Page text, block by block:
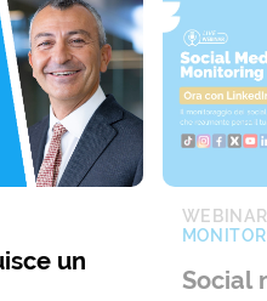
un
WEBINAR
Social